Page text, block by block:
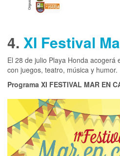
4. XI Festival
El 28 de julio Playa Honda acogerá
con juegos, teatro, música y humor.
Programa XI FESTIVAL MAR EN